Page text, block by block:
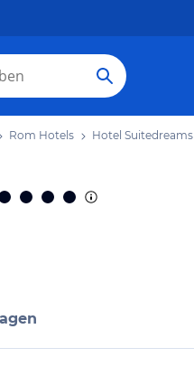
Rom Hotels Hotel Suitedreams